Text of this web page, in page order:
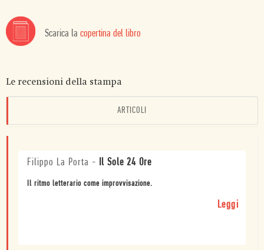
Scarica la copertina del libro
Le recensioni della stampa
ARTICOLI
Filippo La Porta - Il Sole 24 Ore
Il ritmo letterario come improvvisazione.
Leggi